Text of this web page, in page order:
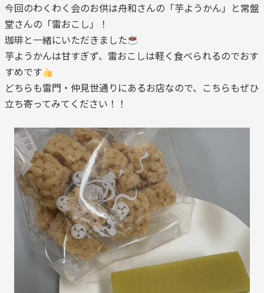
今回のわくわく会のお供は舟和さんの「芋ようかん」と常盤
堂さんの「雷おこし」！
珈琲と一緒にいただきました
芋ようかんは甘すぎず、雷おこしは軽く食べられるのでおす
すめです
どちらも雷門・仲見世通りにあるお店なので、こちらもぜひ
立ち寄ってみてください！！